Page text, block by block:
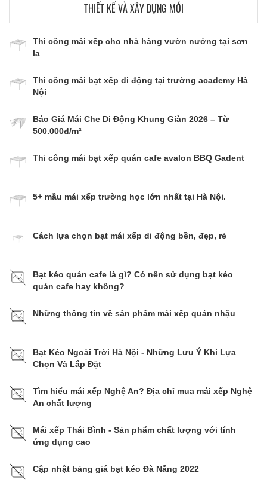
THIẾT KẾ VÀ XÂY DỰNG MỚI
Thi công mái xếp cho nhà hàng vườn nướng tại sơn
la
Thi công mái bạt xếp di động tại trường academy Hà
Nội
Báo Giá Mái Che Di Động Khung Giàn 2026 – Từ
500.000đ/m²
Thi công mái bạt xếp quán cafe avalon BBQ Gadent
5+ mẫu mái xếp trường học lớn nhất tại Hà Nội.
Cách lựa chọn bạt mái xếp di động bền, đẹp, rẻ
Bạt kéo quán cafe là gì? Có nên sử dụng bạt kéo
quán cafe hay không?
Những thông tin về sản phẩm mái xếp quán nhậu
Bạt Kéo Ngoài Trời Hà Nội - Những Lưu Ý Khi Lựa
Chọn Và Lắp Đặt
Tìm hiểu mái xếp Nghệ An? Địa chỉ mua mái xếp Nghệ
An chất lượng
Mái xếp Thái Bình - Sản phẩm chất lượng với tính
ứng dụng cao
Cập nhật bảng giá bạt kéo Đà Nẵng 2022